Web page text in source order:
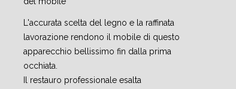
L'accurata scelta del legno e la raffinata
lavorazione rendono il mobile di questo
apparecchio bellissimo fin dalla prima
occhiata.
Il restauro professionale esalta